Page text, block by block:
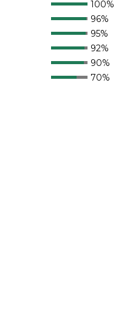
100%
96%
95%
92%
90%
70%